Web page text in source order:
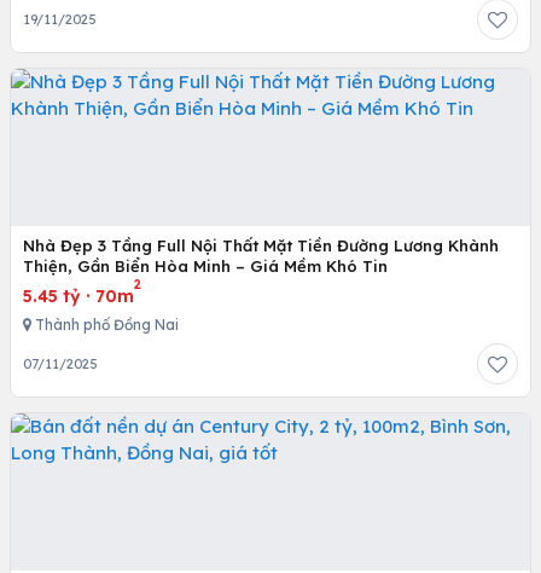
19/11/2025
Nhà Đẹp 3 Tầng Full Nội Thất Mặt Tiền Đường Lương Khành
Thiện, Gần Biển Hòa Minh – Giá Mềm Khó Tin
5.45 tỷ · 70m
2
Thành phố Đồng Nai
07/11/2025